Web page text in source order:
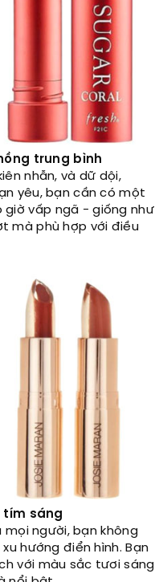
trung bình
nhẫn, và dữ dội,
yêu, bạn cần có một
giờ vấp ngã - giống như
mà phù hợp với điều
tím sáng
người, bạn không
hướng điển hình. Bạn
với màu sắc tươi sáng